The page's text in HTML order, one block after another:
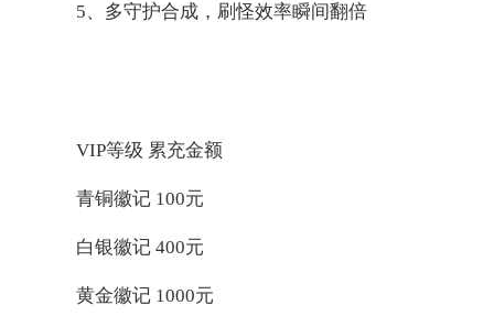
5、多守护合成，刷怪效率瞬间翻倍
VIP等级 累充金额
青铜徽记 100元
白银徽记 400元
黄金徽记 1000元